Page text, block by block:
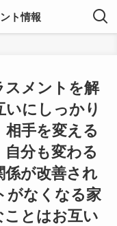
ト情報
スメントを解
にしっかり
相手を変える
分も変わる
係が改善され
がなくなる家
ことはお互い